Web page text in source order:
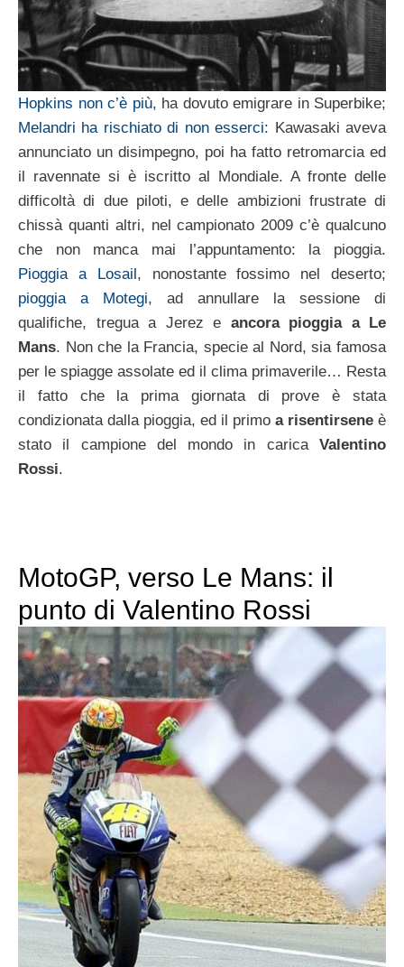
Hopkins non c’è più, ha dovuto emigrare in Superbike;
Melandri ha rischiato di non esserci: Kawasaki aveva
annunciato un disimpegno, poi ha fatto retromarcia ed
il ravennate si è iscritto al Mondiale. A fronte delle
difficoltà di due piloti, e delle ambizioni frustrate di
chissà quanti altri, nel campionato 2009 c’è qualcuno
che non manca mai l’appuntamento: la pioggia.
Pioggia a Losail, nonostante fossimo nel deserto;
pioggia a Motegi, ad annullare la sessione di
qualifiche, tregua a Jerez e ancora pioggia a Le
Mans. Non che la Francia, specie al Nord, sia famosa
per le spiagge assolate ed il clima primaverile… Resta
il fatto che la prima giornata di prove è stata
condizionata dalla pioggia, ed il primo a risentirsene è
stato il campione del mondo in carica Valentino
Rossi.
MotoGP, verso Le Mans: il
punto di Valentino Rossi